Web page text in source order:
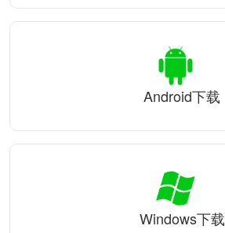
Android下载
Windows下载